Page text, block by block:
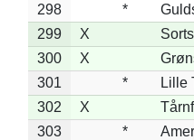
298
*
299
X
300
X
301
*
Lille
302
X
303
*